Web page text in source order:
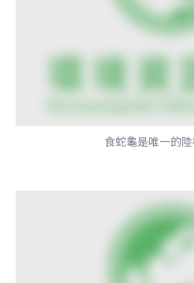
食蛇龜是唯一的